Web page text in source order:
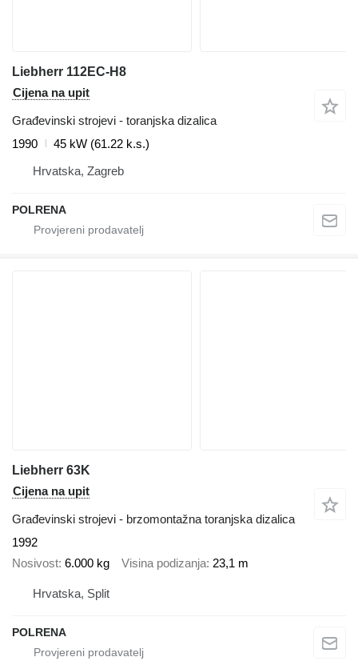
Liebherr 112EC-H8
Cijena na upit
Građevinski strojevi - toranjska dizalica
1990
45 kW (61.22 k.s.)
Hrvatska, Zagreb
POLRENA
Liebherr 63K
Cijena na upit
Građevinski strojevi - brzomontažna toranjska dizalica
1992
Nosivost 6.000 kg Visina podizanja 23,1 m
Hrvatska, Split
POLRENA